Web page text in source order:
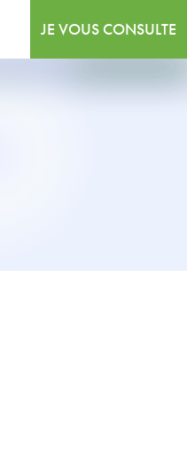
JE VOUS CONSULTE